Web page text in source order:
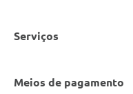
Cobre Oferta
Política de Privacidade
Serviços
Meios de pagamento